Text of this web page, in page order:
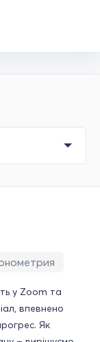
у Zoom та
впевнено
Як